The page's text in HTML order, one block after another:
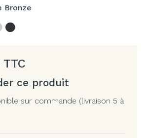
Bronze
TTC
ce produit
sur commande (livraison 5 à